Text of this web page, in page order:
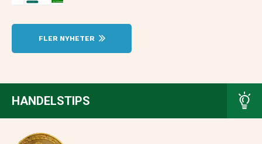
FLER NYHETER
HANDELSTIPS